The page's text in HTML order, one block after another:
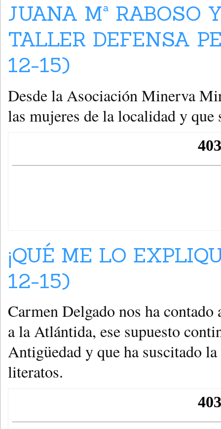
JUANA Mª RABOSO
TALLER DEFENSA
12-15)
Desde la Asociación Minerva
las mujeres de la localidad y que
¡QUÉ ME LO
12-15)
Carmen Delgado nos ha
a la Atlántida, ese supuesto
Antigüedad y que ha suscitado
literatos.